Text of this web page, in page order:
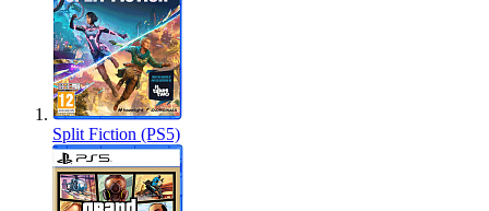
Split Fiction (PS5)